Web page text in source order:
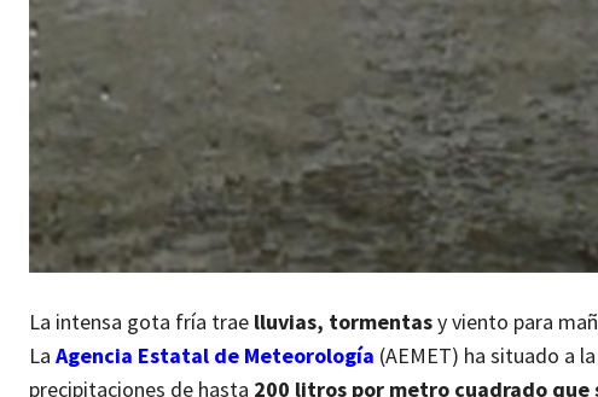
La intensa gota fría trae lluvias, tormentasy viento para
La Agencia Estatal de Meteorología (AEMET) ha situado a
precipitaciones de hasta 200 litros por metro cuadrado que